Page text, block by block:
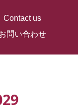
Contact us
問い合わせ